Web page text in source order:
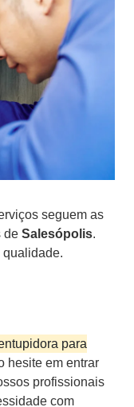
seguem as
de Salesópolis.
qualidade.
para
hesite em entrar
profissionais
com